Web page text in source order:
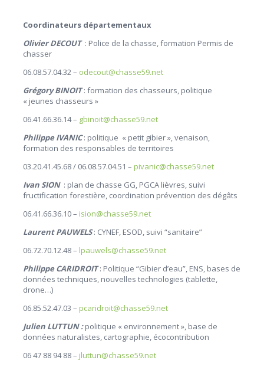
Coordinateurs départementaux
Olivier DECOUT: Police de la chasse, formation Permis de
chasser
06.08.57.04.32 – odecout@chasse59.net
Grégory BINOIT: formation des chasseurs, politique
« jeunes chasseurs »
06.41.66.36.14 – gbinoit@chasse59.net
Philippe IVANIC : politique « petit gibier », venaison,
formation des responsables de territoires
03.20.41.45.68 / 06.08.57.04.51 – pivanic@chasse59.net
Ivan SION: plan de chasse GG, PGCA lièvres, suivi
fructification forestière, coordination prévention des dégâts
06.41.66.36.10 – ision@chasse59.net
Laurent PAUWELS: CYNEF, ESOD, suivi “sanitaire”
06.72.70.12.48 – lpauwels@chasse59.net
Philippe CARIDROIT: Politique “Gibier d’eau”, ENS, bases de
données techniques, nouvelles technologies (tablette,
drone…)
06.85.52.47.03 – pcaridroit@chasse59.net
Julien LUTTUN :politique « environnement », base de
données naturalistes, cartographie, écocontribution
06 47 88 94 88 – jluttun@chasse59.net